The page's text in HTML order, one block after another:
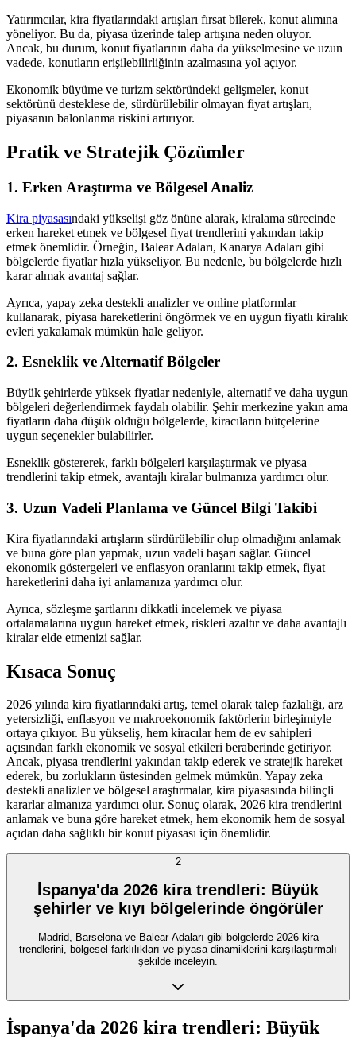
Yatırımcılar, kira fiyatlarındaki artışları fırsat bilerek, konut alımına
yöneliyor. Bu da, piyasa üzerinde talep artışına neden oluyor.
Ancak, bu durum, konut fiyatlarının daha da yükselmesine ve uzun
vadede, konutların erişilebilirliğinin azalmasına yol açıyor.
Ekonomik büyüme ve turizm sektöründeki gelişmeler, konut
sektörünü desteklese de, sürdürülebilir olmayan fiyat artışları,
piyasanın balonlanma riskini artırıyor.
Pratik ve Stratejik Çözümler
1. Erken Araştırma ve Bölgesel Analiz
Kira piyasasındaki yükselişi göz önüne alarak, kiralama sürecinde
erken hareket etmek ve bölgesel fiyat trendlerini yakından takip
etmek önemlidir. Örneğin, Balear Adaları, Kanarya Adaları gibi
bölgelerde fiyatlar hızla yükseliyor. Bu nedenle, bu bölgelerde hızlı
karar almak avantaj sağlar.
Ayrıca, yapay zeka destekli analizler ve online platformlar
kullanarak, piyasa hareketlerini öngörmek ve en uygun fiyatlı kiralık
evleri yakalamak mümkün hale geliyor.
2. Esneklik ve Alternatif Bölgeler
Büyük şehirlerde yüksek fiyatlar nedeniyle, alternatif ve daha uygun
bölgeleri değerlendirmek faydalı olabilir. Şehir merkezine yakın ama
fiyatların daha düşük olduğu bölgelerde, kiracıların bütçelerine
uygun seçenekler bulabilirler.
Esneklik göstererek, farklı bölgeleri karşılaştırmak ve piyasa
trendlerini takip etmek, avantajlı kiralar bulmanıza yardımcı olur.
3. Uzun Vadeli Planlama ve Güncel Bilgi Takibi
Kira fiyatlarındaki artışların sürdürülebilir olup olmadığını anlamak
ve buna göre plan yapmak, uzun vadeli başarı sağlar. Güncel
ekonomik göstergeleri ve enflasyon oranlarını takip etmek, fiyat
hareketlerini daha iyi anlamanıza yardımcı olur.
Ayrıca, sözleşme şartlarını dikkatli incelemek ve piyasa
ortalamalarına uygun hareket etmek, riskleri azaltır ve daha avantajlı
kiralar elde etmenizi sağlar.
Kısaca Sonuç
2026 yılında kira fiyatlarındaki artış, temel olarak talep fazlalığı, arz
yetersizliği, enflasyon ve makroekonomik faktörlerin birleşimiyle
ortaya çıkıyor. Bu yükseliş, hem kiracılar hem de ev sahipleri
açısından farklı ekonomik ve sosyal etkileri beraberinde getiriyor.
Ancak, piyasa trendlerini yakından takip ederek ve stratejik hareket
ederek, bu zorlukların üstesinden gelmek mümkün. Yapay zeka
destekli analizler ve bölgesel araştırmalar, kira piyasasında bilinçli
kararlar almanıza yardımcı olur. Sonuç olarak, 2026 kira trendlerini
anlamak ve buna göre hareket etmek, hem ekonomik hem de sosyal
açıdan daha sağlıklı bir konut piyasası için önemlidir.
2
İspanya'da 2026 kira trendleri: Büyük
şehirler ve kıyı bölgelerinde öngörüler
Madrid, Barselona ve Balear Adaları gibi bölgelerde 2026 kira
trendlerini, bölgesel farklılıkları ve piyasa dinamiklerini karşılaştırmalı
şekilde inceleyin.
İspanya'da 2026 kira trendleri: Büyük